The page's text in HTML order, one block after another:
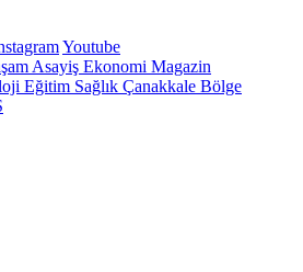
Youtube
Asayiş Ekonomi Magazin
Eğitim Sağlık Çanakkale Bölge